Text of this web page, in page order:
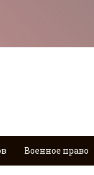
Военное право